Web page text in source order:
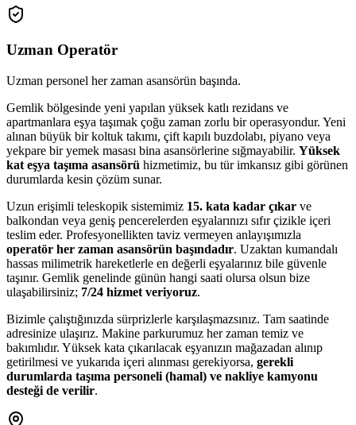
Uzman Operatör
Uzman personel her zaman asansörün başında.
Gemlik bölgesinde yeni yapılan yüksek katlı rezidans ve
apartmanlara eşya taşımak çoğu zaman zorlu bir operasyondur. Yeni
alınan büyük bir koltuk takımı, çift kapılı buzdolabı, piyano veya
yekpare bir yemek masası bina asansörlerine sığmayabilir. Yüksek
kat eşya taşıma asansörü hizmetimiz, bu tür imkansız gibi görünen
durumlarda kesin çözüm sunar.
Uzun erişimli teleskopik sistemimiz 15. kata kadar çıkar ve
balkondan veya geniş pencerelerden eşyalarınızı sıfır çizikle içeri
teslim eder. Profesyonellikten taviz vermeyen anlayışımızla
operatör her zaman asansörün başındadır. Uzaktan kumandalı
hassas milimetrik hareketlerle en değerli eşyalarınız bile güvenle
taşınır. Gemlik genelinde günün hangi saati olursa olsun bize
ulaşabilirsiniz; 7/24 hizmet veriyoruz.
Bizimle çalıştığınızda sürprizlerle karşılaşmazsınız. Tam saatinde
adresinize ulaşırız. Makine parkurumuz her zaman temiz ve
bakımlıdır. Yüksek kata çıkarılacak eşyanızın mağazadan alınıp
getirilmesi ve yukarıda içeri alınması gerekiyorsa, gerekli
durumlarda taşıma personeli (hamal) ve nakliye kamyonu
desteği de verilir.